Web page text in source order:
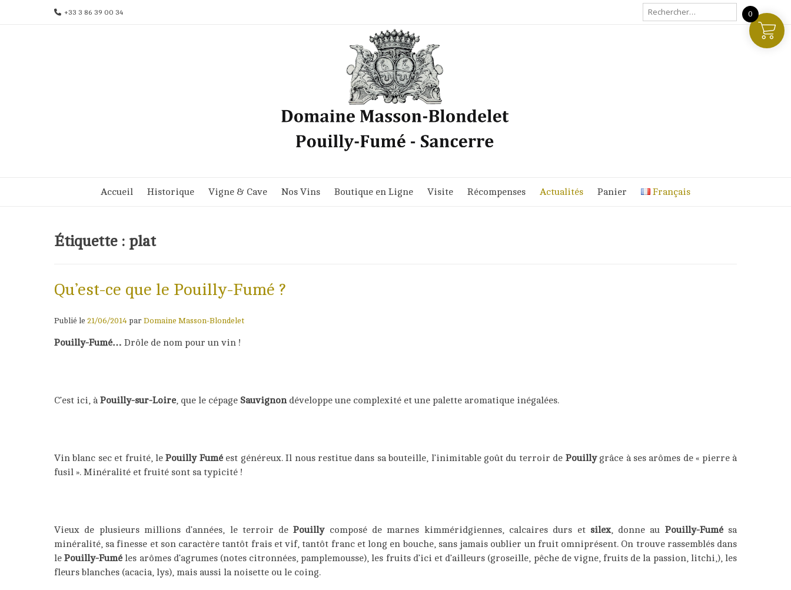
+33 3 86 39 00 34
Rechercher :
Accueil Historique Vigne & Cave Nos Vins Boutique en Ligne Visite Récompenses Actualités Panier Français
Étiquette : plat
Qu’est-ce que le Pouilly-Fumé ?
Publié le 21/06/2014 par Domaine Masson-Blondelet
Pouilly-Fumé… Drôle de nom pour un vin !
C’est ici, àPouilly-sur-Loire, que le cépage Sauvignondéveloppe une complexité et une palette aromatique inégalées.
Vin blanc sec et fruité, lePouilly Fumé est généreux. Il nous restitue dans sa bouteille, l’inimitable goût du terroir de Pouilly grâce à ses arômes de « pierre à
fusil ». Minéralité et fruité sont sa typicité !
Vieux de plusieurs millions d’années, le terroir dePouilly composé de marnes kimméridgiennes, calcaires durs et silex, donne au Pouilly-Fumésa
minéralité, sa finesse et son caractère tantôt frais et vif, tantôt franc et long en bouche, sans jamais oublier un fruit omniprésent. On trouve rassemblés dans
lePouilly-Fumé les arômes d’agrumes (notes citronnées, pamplemousse), les fruits d’ici et d’ailleurs (groseille, pêche de vigne, fruits de la passion, litchi,), les
fleurs blanches (acacia, lys), mais aussi la noisette ou le coing.
0